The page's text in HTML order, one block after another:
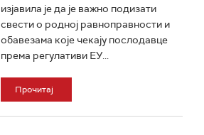
изјавила је да је важно подизати
свести о родној равноправности и
обавезама које чекају послодавце
према регулативи ЕУ...
Прочитај